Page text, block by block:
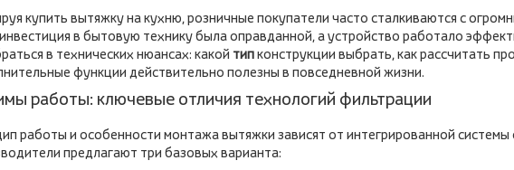
купить вытяжку на кухню, розничные покупатели часто сталкиваются с
в бытовую технику была оправданной, а устройство работало
в технических нюансах: какой типконструкции выбрать, как рассчитать
функции действительно полезны в повседневной жизни.
работы: ключевые отличия технологий фильтрации
работы и особенности монтажа вытяжки зависят от интегрированной
предлагают три базовых варианта: